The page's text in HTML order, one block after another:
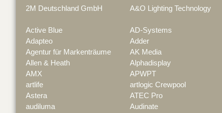
2M Deutschland GmbH A&O Lighting Technology
Active Blue
AD-Systems
Adapteo
Adder
Agentur für Markenträume
AK Media
Allen & Heath
Alphadisplay
AMX
APWPT
artlife
artlogic Crewpool
Astera
ATEC Pro
audiluma
Audinate